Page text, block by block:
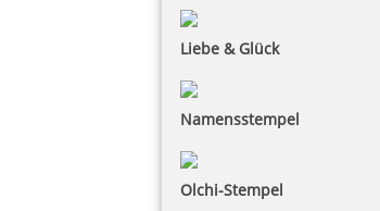
Liebe & Glück
Namensstempel
Olchi-Stempel